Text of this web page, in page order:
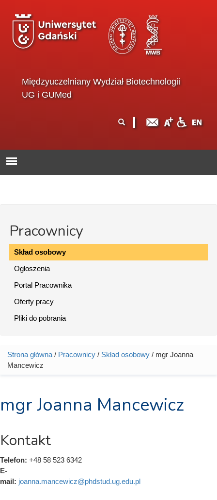
Międzyuczelniany Wydział Biotechnologii
UG i GUMed
wyszukiwania
Pracownicy
Skład osobowy
Ogłoszenia
Portal Pracownika
Oferty pracy
Pliki do pobrania
Jesteś tutaj
Strona główna / Pracownicy / Skład osobowy / mgr Joanna
Mancewicz
mgr Joanna Mancewicz
Kontakt
Telefon: +48 58 523 6342
E-
mail: joanna.mancewicz@phdstud.ug.edu.pl